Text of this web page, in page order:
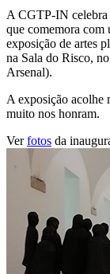
A CGTP-IN celebra
que comemora com
exposição de artes
na Sala do Risco,
Arsenal).
A exposição acolhe
muito nos honram.
Verfotos da